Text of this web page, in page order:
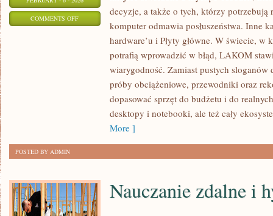
COMMENTS OFFON
decyzje, a także o tych, którzy potrzebują
komputer odmawia posłuszeństwa. Inne
hardware’u i Płyty główne. W świecie,
potrafią wprowadzić w błąd, LAKOM
wiarygodność. Zamiast pustych sloganów
próby obciążeniowe, przewodniki oraz
dopasować sprzęt do budżetu i do
desktopy i notebooki, ale też cały
More ]
POSTED BY ADMIN
Nauczanie zdalne i